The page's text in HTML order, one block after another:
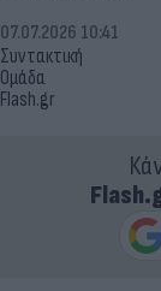
Συντακτική
Ομάδα
Flash.gr
07.07.2026 10:41